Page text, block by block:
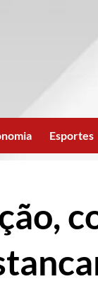
Esportes